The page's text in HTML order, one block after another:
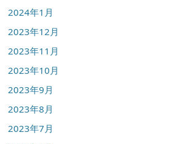
2024年1月
2023年12月
2023年11月
2023年10月
2023年9月
2023年8月
2023年7月